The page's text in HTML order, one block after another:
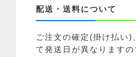
配送・送料について
ご注文の確定(掛け払い
て発送日が異なります